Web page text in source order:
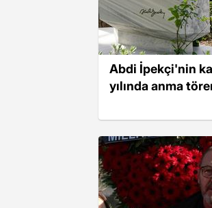
Abdi İpekçi'nin
yılında anma